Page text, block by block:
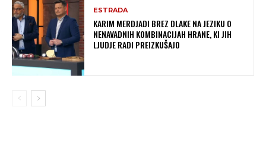
ESTRADA
KARIM MERDJADI BREZ DLAKE NA JEZIKU O
NENAVADNIH KOMBINACIJAH HRANE, KI JIH
LJUDJE RADI PREIZKUŠAJO